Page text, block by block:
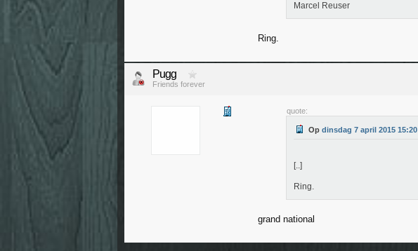
Marcel Reuser
Ring.
Pugg
Friends forever
quote:
Op dinsdag 7 april 2015 15:20
[..]
Ring.
grand national